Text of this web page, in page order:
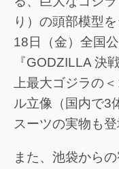
り）の頭部模型
18日（金）全国
『GODZILLA 決
上最大ゴジラの
ル立像（国内で3
スーツの実物も登
また、池袋から